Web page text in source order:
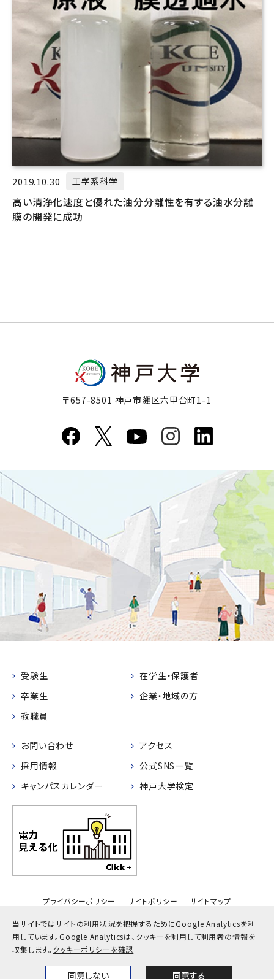
当サイトではサイトの利用状況を把握するためにGoogle Analyticsを利
用しています。Google Analyticsは、クッキーを利用して利用者の情報を
収集します。 クッキーポリシーを確認
同意しない 同意する
2019.10.30 工学系科学
高い清浄化速度と優れた油分分離性を有する油水分離
膜の開発に成功
〒657-8501 神戸市灘区六甲台町1-1
受験生
在学生・保護者
卒業生
企業・地域の方
教職員
お問い合わせ
アクセス
採用情報
公式SNS一覧
キャンパスカレンダー
神戸大学検定
プライバシーポリシー サイトポリシー サイトマップ
© Kobe University